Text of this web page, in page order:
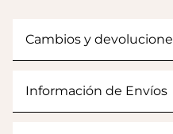
Cambios y
Información de Envíos